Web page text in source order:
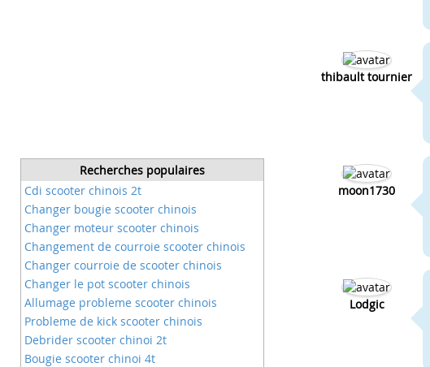
Recherches populaires
Cdi scooter chinois 2t
Changer bougie scooter chinois
Changer moteur scooter chinois
Changement de courroie scooter chinois
Changer courroie de scooter chinois
Changer le pot scooter chinois
Allumage probleme scooter chinois
Probleme de kick scooter chinois
Debrider scooter chinoi 2t
Bougie scooter chinoi 4t
thibault tournier
moon1730
Lodgic